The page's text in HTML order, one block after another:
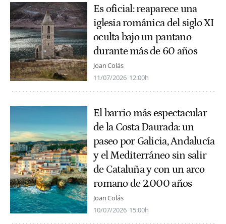
Es oficial: reaparece una
iglesia románica del siglo XI
oculta bajo un pantano
durante más de 60 años
Joan Colás
11/07/2026 12:00h
El barrio más espectacular
de la Costa Daurada: un
paseo por Galicia, Andalucía
y el Mediterráneo sin salir
de Cataluña y con un arco
romano de 2.000 años
Joan Colás
10/07/2026 15:00h